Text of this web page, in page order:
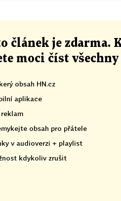
článek je zdarma.
moci číst
obsah HN.cz
aplikace
reklam
obsah pro přátele
v audioverzi + playlist
kdykoliv zrušit